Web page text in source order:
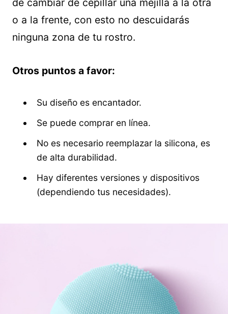
de cambiar de cepillar una mejilla a la otra
o a la frente, con esto no descuidarás
ninguna zona de tu rostro.
Otros puntos a favor:
Su diseño es encantador.
Se puede comprar en línea.
No es necesario reemplazar la silicona, es
de alta durabilidad.
Hay diferentes versiones y dispositivos
(dependiendo tus necesidades).